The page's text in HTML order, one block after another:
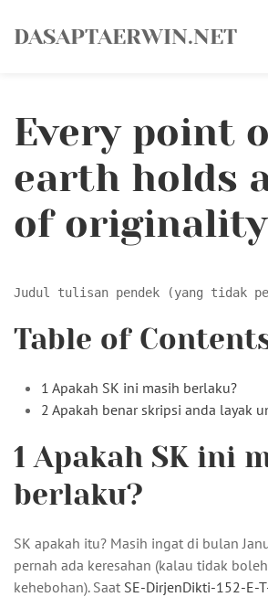
DASAPTAERWIN.NET
Every point
earth holds
of
Table of
1 Apakah SK ini masih berlaku?
2 Apakah benar skripsi anda layak
1 Apakah SK ini
berlaku?
SK apakah itu? Masih ingat di bulan
pernah ada keresahan (kalau tidak
kehebohan). Saat SE-DirjenDikti-152-E-